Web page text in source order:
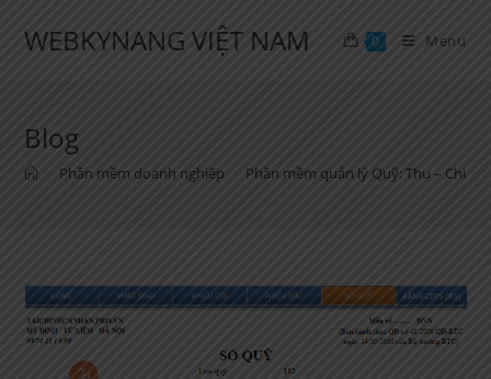
WEBKYNANG VIỆT NAM 0 Menu
Blog
Phần mềm doanh nghiệp Phần mềm quản lý Quỹ: Thu – Chi –